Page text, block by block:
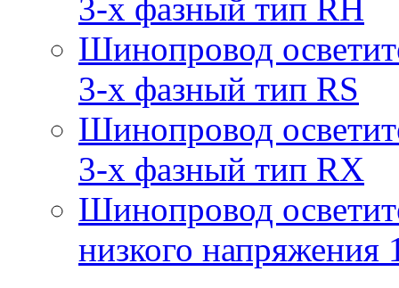
3-х фазный тип RH
Шинопровод
3-х фазный тип RS
Шинопровод
3-х фазный тип RX
Шинопровод
низкого напряжения